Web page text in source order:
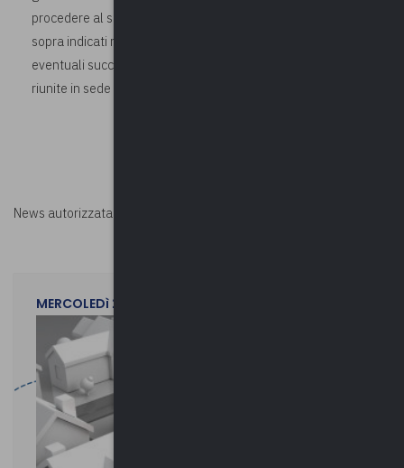
procedere al solo inserimento dei provvedimenti e dei dati
sopra indicati nel Portale Partecipazioni del Tesoro, salvo
eventuali successive istanze istruttorie da parte delle Sezioni
riunite in sede di controllo.
News autorizzata da
MERCOLEDì 29 LUGLIO 2026